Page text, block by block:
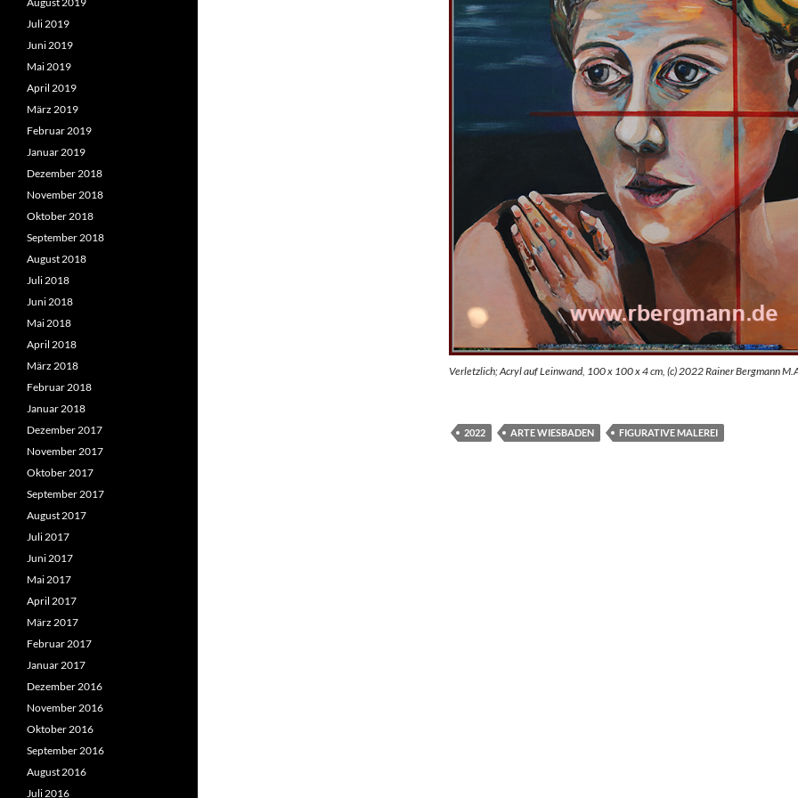
Verletzlich; Acryl auf Leinwand, 100 x 100 x 4 cm, (c) 2022 Rainer Bergmann
2022 ARTE WIESBADEN FIGURATIVE MALEREI
Juli 2019
Juni 2019
Mai 2019
April 2019
März 2019
Februar 2019
Januar 2019
Dezember 2018
November 2018
Oktober 2018
September 2018
August 2018
Juli 2018
Juni 2018
Mai 2018
April 2018
März 2018
Februar 2018
Januar 2018
Dezember 2017
November 2017
Oktober 2017
September 2017
August 2017
Juli 2017
Juni 2017
Mai 2017
April 2017
März 2017
Februar 2017
Januar 2017
Dezember 2016
November 2016
Oktober 2016
September 2016
August 2016
Juli 2016